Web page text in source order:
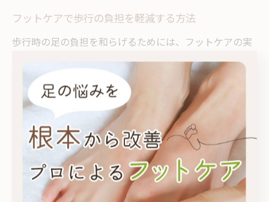
フットケアで歩行の負担を軽減する方法
歩行時の足の負担を和らげるためには、フットケアの実
践が重要です。足裏の角質やタコ、魚の目は歩行時の痛
みや違和感の原因となりやすく、放置すると姿勢や歩き
方にも悪影響を及ぼします。東京都町田市でも「フット
ケア町田」や「町田魚の目治療」などの専門サービスが
注目されています。
具体的な軽減方法としては、足裏の保湿や定期的な角質
ケア、正しい爪のカットが挙げられます。また、歩行時
の衝撃を緩和するインソールの活用や、自分の足に合っ